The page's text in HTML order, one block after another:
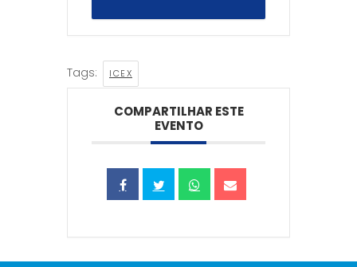
Tags: ICEX
COMPARTILHAR ESTE
EVENTO